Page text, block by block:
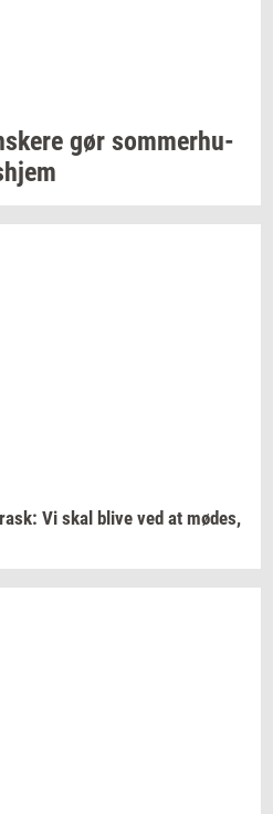
gør som­mer­hu­
rask: Vi skal blive ved at mødes,